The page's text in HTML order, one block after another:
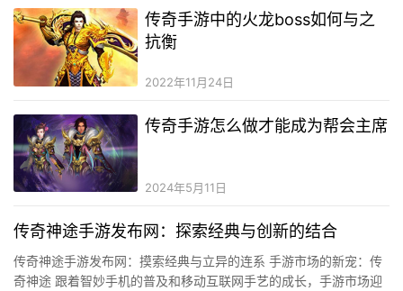
传奇手游中的火龙boss如何与之
抗衡
2022年11月24日
传奇手游怎么做才能成为帮会主席
2024年5月11日
传奇神途手游发布网：探索经典与创新的结合
传奇神途手游发布网：摸索经典与立异的连系 手游市场的新宠：传
奇神途 跟着智妙手机的普及和移动互联网手艺的成长，手游市场迎